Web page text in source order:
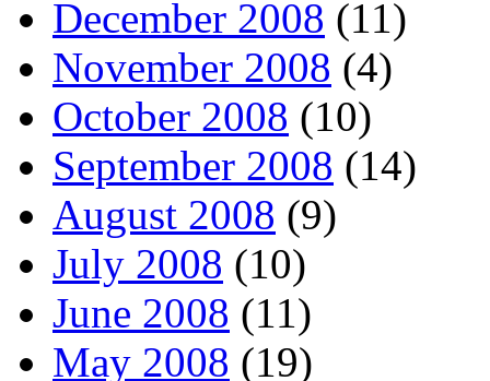
December 2008 (11)
November 2008 (4)
October 2008 (10)
September 2008 (14)
August 2008 (9)
July 2008 (10)
June 2008 (11)
May 2008 (19)